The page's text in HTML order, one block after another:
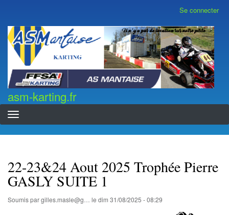
contenu
principal
compte
de
l'utilisateur
Se connecter
asm-karting.fr
asm-karting.fr
22-23&24 Aout 2025 Trophée Pierre
GASLY SUITE 1
Soumis pargilles.masle@g… le dim 31/08/2025 - 08:29